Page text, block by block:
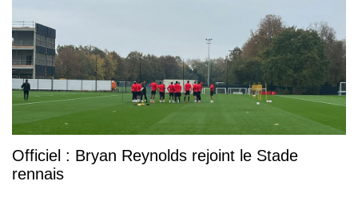
Officiel : Bryan Reynolds rejoint le Stade
rennais